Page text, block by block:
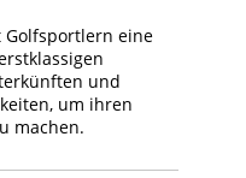
Golfsportlern eine
und
um ihren
machen.